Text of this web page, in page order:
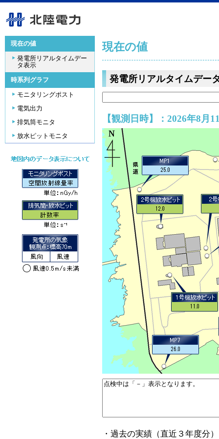
現在の値
発電所リアルタイムデー
タ表示
時系列グラフ
モニタリングポスト
電気出力
排気筒モニタ
放水ピットモニタ
現在の値
発電所リアルタイムデー
【観測日時】：2026年8月
・過去の実績（直近３年度分